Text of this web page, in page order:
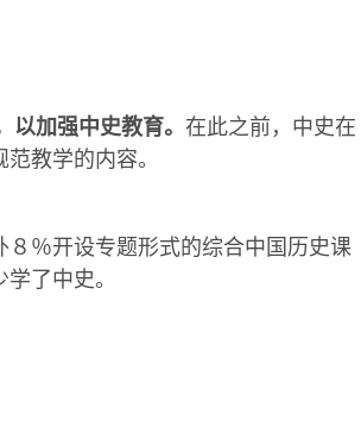
加强中史教育。 在此之前，中史在
教学的内容。
％开设专题形式的综合中国历史课
了中史。